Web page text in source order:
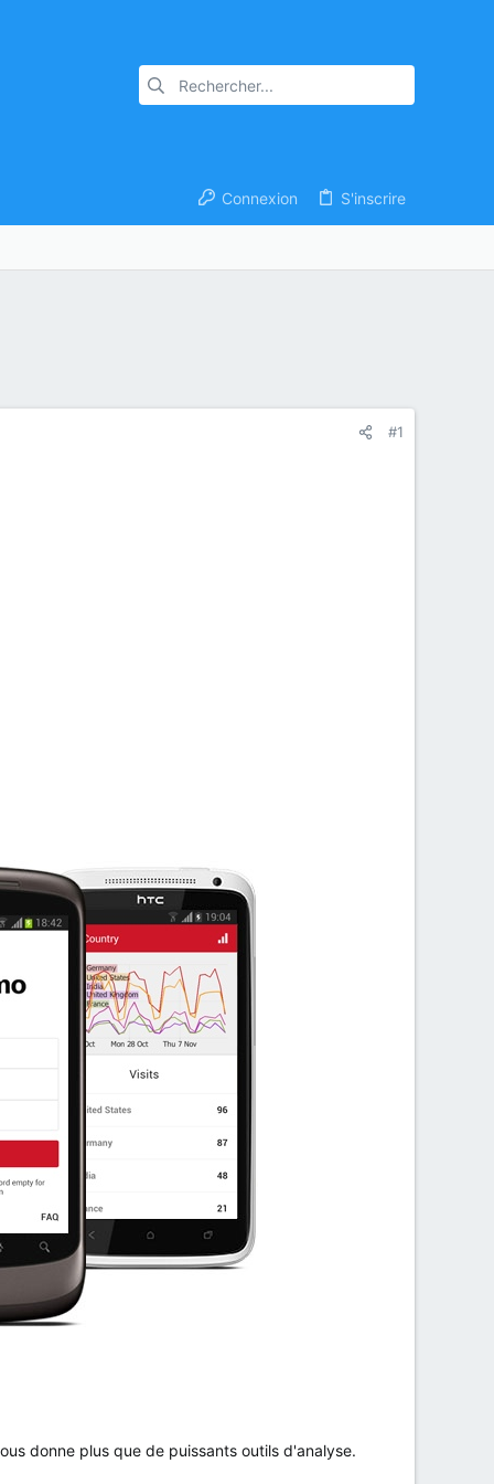
Connexion S'inscrire
#1
donne plus que de puissants outils d'analyse.